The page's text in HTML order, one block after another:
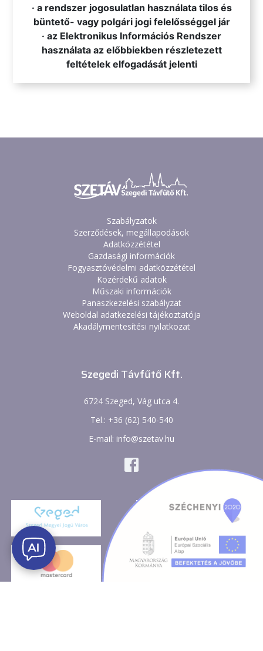
· a rendszer jogosulatlan használata tilos és
büntető- vagy polgári jogi felelősséggel jár
· az Elektronikus Információs Rendszer
használata az előbbiekben részletezett
feltételek elfogadását jelenti
Szabályzatok
Szerződések, megállapodások
Adatközzététel
Gazdasági információk
Fogyasztóvédelmi adatközzététel
Közérdekű adatok
Műszaki információk
Panaszkezelési szabályzat
Weboldal adatkezelési tájékoztatója
Akadálymentesítési nyilatkozat
Szegedi Távfűtő Kft.
6724 Szeged, Vág utca 4.
Tel.: +36 (62) 540-540
E-mail: info@szetav.hu